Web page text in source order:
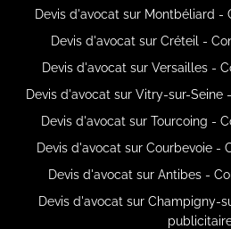
Devis d'avocat sur Montbéliard -
Devis d'avocat sur Créteil -
Devis d'avocat sur Versailles -
Devis d'avocat sur Vitry-sur-Seine
Devis d'avocat sur Tourcoing -
Devis d'avocat sur Courbevoie -
Devis d'avocat sur Antibes -
Devis d'avocat sur Champigny-